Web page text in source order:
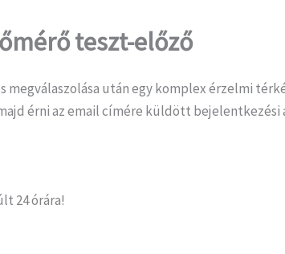
teszt-előző
megválaszolása után egy komplex érzelmi
érni az email címére küldött bejelentkezési
24 órára!